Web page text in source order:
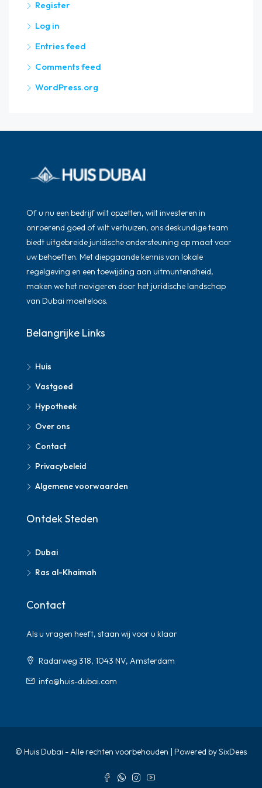
Register
Log in
Entries feed
Comments feed
WordPress.org
Of u nu een bedrijf wilt opzetten, wilt investeren in
onroerend goed of wilt verhuizen, ons deskundige team
biedt uitgebreide juridische ondersteuning op maat voor
uw behoeften. Met diepgaande kennis van lokale
regelgeving en een toewijding aan uitmuntendheid,
maken we het navigeren door het juridische landschap
van Dubai moeiteloos.
Belangrijke Links
Huis
Vastgoed
Hypotheek
Over ons
Contact
Privacybeleid
Algemene voorwaarden
Ontdek Steden
Dubai
Ras al-Khaimah
Contact
Als u vragen heeft, staan ​​wij voor u klaar
Radarweg 318, 1043 NV, Amsterdam
info@huis-dubai.com
© Huis Dubai - Alle rechten voorbehouden | Powered by SixDees